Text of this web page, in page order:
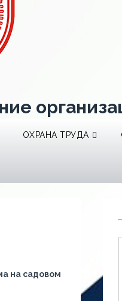
ОХРАНА ТРУДА
на садовом